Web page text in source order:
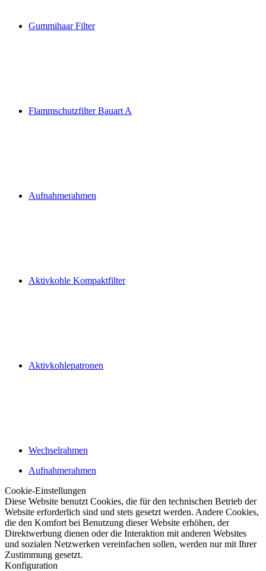
Gummihaar Filter
Flammschutzfilter Bauart A
Aufnahmerahmen
Aktivkohle Kompaktfilter
Aktivkohlepatronen
Wechselrahmen
Aufnahmerahmen
Cookie-Einstellungen
Diese Website benutzt Cookies, die für den technischen Betrieb der
Website erforderlich sind und stets gesetzt werden. Andere Cookies,
die den Komfort bei Benutzung dieser Website erhöhen, der
Direktwerbung dienen oder die Interaktion mit anderen Websites
und sozialen Netzwerken vereinfachen sollen, werden nur mit Ihrer
Zustimmung gesetzt.
Konfiguration